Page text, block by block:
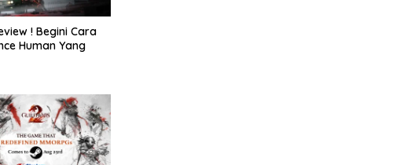
! Begini Cara
Human Yang